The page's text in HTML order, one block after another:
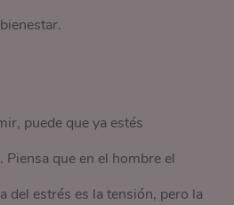
puede que ya estés
Piensa que en el hombre el
del estrés es la tensión, pero la